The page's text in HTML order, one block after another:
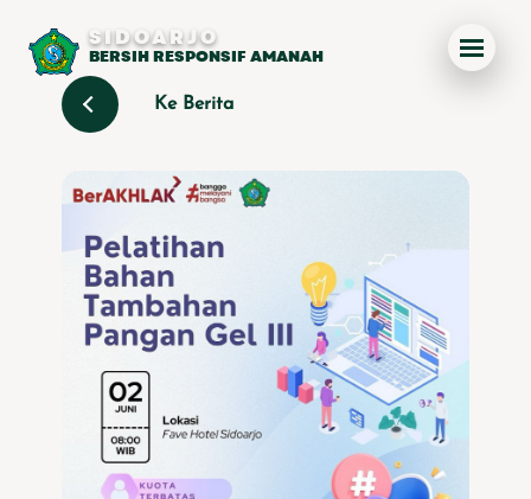
SIDOARJO
BERSIH RESPONSIF AMANAH
Ke Berita